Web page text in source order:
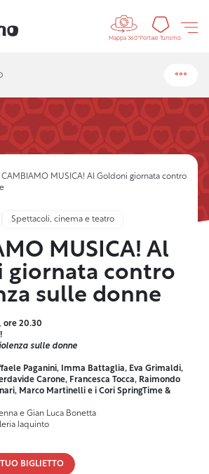
Controls
Mappa 360°Portale Turismo
CAMBIAMO MUSICA! Al Goldoni giornata contro
Spettacoli, cinema e teatro
MUSICA! Al
giornata contro
sulle donne
ore 20.30
sulle donne
Paganini, Imma Battaglia, Eva Grimaldi,
Carone, Francesca Tocca, Raimondo
Marco Martinelli e i Cori SpringTime &
e Gian Luca Bonetta
Iaquinto
BIGLIETTO